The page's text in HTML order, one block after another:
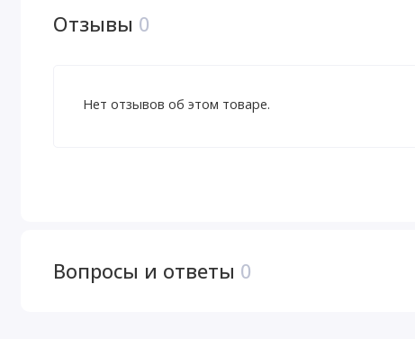
Не следует использовать данный продукт, если защитная
качество и свежесть продуктов. Мы рекомендуем вам
предупреждениями и инструкциями по использованию
Отзывы 0
Нет отзывов об этом товаре.
Вопросы и ответы 0